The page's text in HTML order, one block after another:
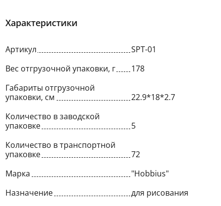
Характеристики
Артикул
SPT-01
Вес отгрузочной упаковки, г
178
Габариты отгрузочной
упаковки, см
22.9*18*2.7
Количество в заводской
упаковке
5
Количество в транспортной
упаковке
72
Марка
"Hobbius"
Назначение
для рисования